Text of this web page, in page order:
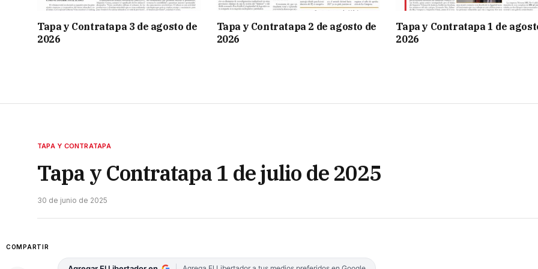
Tapa y Contratapa 3 de agosto de
2026
Tapa y Contratapa 2 de agosto de
2026
Tapa y Contratapa 1 de
2026
TAPA Y CONTRATAPA
Tapa y Contratapa 1 de julio de 2025
30 de junio de 2025
COMPARTIR